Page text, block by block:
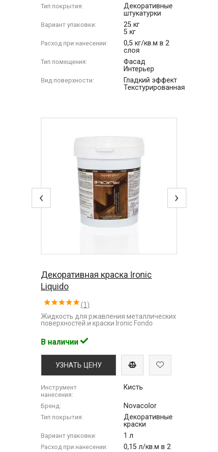
Тип покрытия:
Декоративные
штукатурки
Вариант упаковки:
25 кг
5 кг
Расход при нанесении:
0,5 кг/кв.м в 2
слоя
Тип помещения:
Фасад
Интерьер
Вид поверхности:
Гладкий эффект
Текстурированная
‹ ›
Декоративная краска Ironic
Liquido
(1)
Жидкость для ржавления металлических
поверхностей и краски Ironic Fondo
В наличии
УЗНАТЬ ЦЕНУ
Инструмент
нанесения:
Кисть
Бренд: Novacolor
Тип покрытия:
Декоративные
краски
Вариант упаковки: 1 л
Расход при нанесении:
0,15 л/кв.м в 2